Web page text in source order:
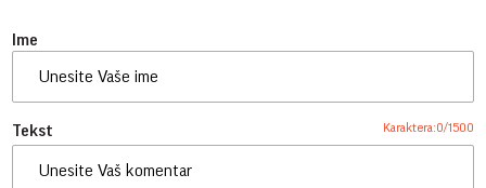
Ime
Tekst Karaktera:0/1500